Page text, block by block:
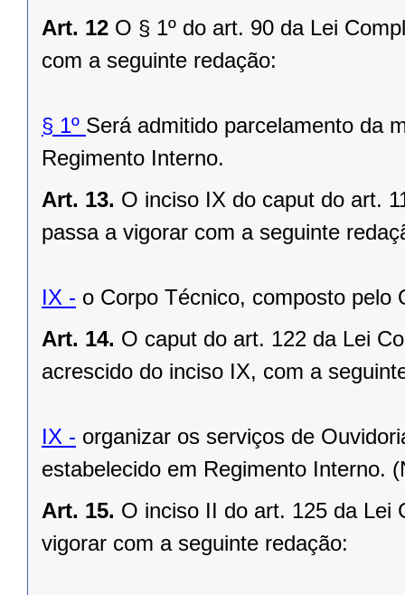
Art. 12 O § 1º do art. 90 da Lei
com a seguinte redação:
§ 1º Será admitido parcelamento da
Regimento Interno.
Art. 13. O inciso IX do caput do art.
passa a vigorar com a seguinte
IX - o Corpo Técnico, composto pelo
Art. 14. O caput do art. 122 da Lei
acrescido do inciso IX, com a
IX - organizar os serviços de
estabelecido em Regimento Interno.
Art. 15. O inciso II do art. 125 da Lei
vigorar com a seguinte redação: